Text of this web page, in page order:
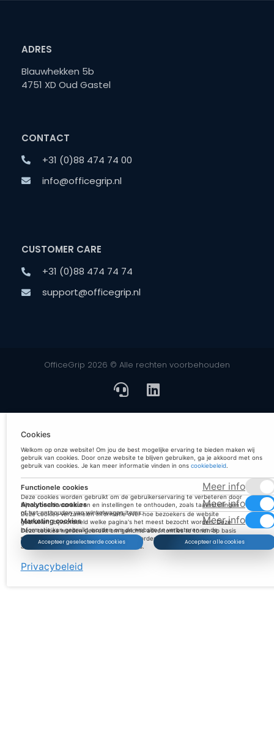
ADRES
Blauwhekken 5b
4751 XD Oud Gastel
CONTACT
+31 (0)88 474 74 00
info@officegrip.nl
CUSTOMER CARE
+31 (0)88 474 74 74
support@officegrip.nl
OfficeGrip 2026 © Alle rechten voorbehouden